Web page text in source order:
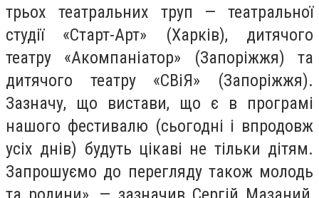
трьох театральних труп — театральної
студії «Старт-Арт» (Харків), дитячого
театру «Акомпаніатор» (Запоріжжя) та
дитячого театру «СВіЯ» (Запоріжжя).
Зазначу, що вистави, що є в програмі
нашого фестивалю (сьогодні і впродовж
усіх днів) будуть цікаві не тільки дітям.
Запрошуємо до перегляду також молодь